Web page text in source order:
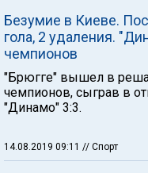
Безумие в Киеве.
гола, 2 удаления.
чемпионов
"Брюгге" вышел в
чемпионов, сыграв в
"Динамо" 3:3.
14.08.2019 09:11 // Спорт